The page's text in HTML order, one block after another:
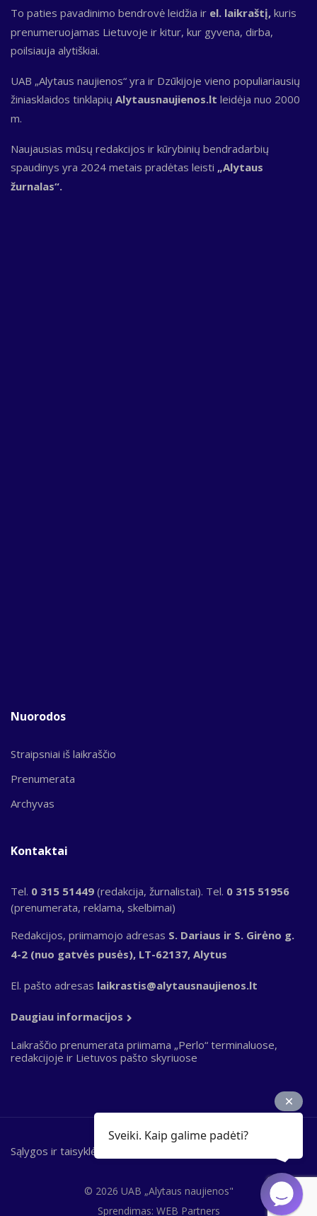
To paties pavadinimo bendrovė leidžia ir el. laikraštį, kuris
prenumeruojamas Lietuvoje ir kitur, kur gyvena, dirba,
poilsiauja alytiškiai.
UAB „Alytaus naujienos“ yra ir Dzūkijoje vieno populiariausių
žiniasklaidos tinklapių Alytausnaujienos.lt leidėja nuo 2000
m.
Naujausias mūsų redakcijos ir kūrybinių bendradarbių
spaudinys yra 2024 metais pradėtas leisti „Alytaus
žurnalas“.
Nuorodos
Straipsniai iš laikraščio
Prenumerata
Archyvas
Kontaktai
Tel. 0 315 51449 (redakcija, žurnalistai). Tel. 0 315 51956
(prenumerata, reklama, skelbimai)
Redakcijos, priimamojo adresas S. Dariaus ir S. Girėno g.
4-2 (nuo gatvės pusės), LT-62137, Alytus
El. pašto adresas laikrastis@alytausnaujienos.lt
Daugiau informacijos
Laikraščio prenumerata priimama „Perlo“ terminaluose,
redakcijoje ir Lietuvos pašto skyriuose
© 2026 UAB „Alytaus naujienos"
Bottom
Sąlygos ir taisyklės
Sprendimas: WEB Partners
Sveiki. Kaip galime padėti?